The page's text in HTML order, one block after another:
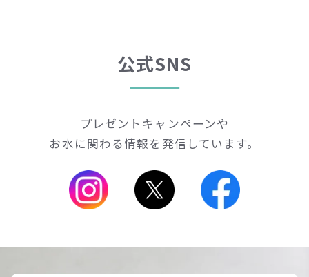
公式SNS
プレゼントキャンペーンや
お水に関わる情報を発信しています。